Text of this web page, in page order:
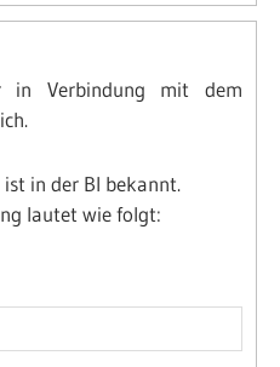
in Verbindung mit dem
in der BI bekannt.
lautet wie folgt: